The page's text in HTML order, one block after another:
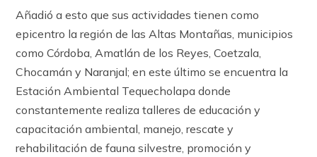
Añadió a esto que sus actividades tienen como
epicentro la región de las Altas Montañas, municipios
como Córdoba, Amatlán de los Reyes, Coetzala,
Chocamán y Naranjal; en este último se encuentra la
Estación Ambiental Tequecholapa donde
constantemente realiza talleres de educación y
capacitación ambiental, manejo, rescate y
rehabilitación de fauna silvestre, promoción y